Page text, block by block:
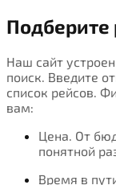
Подберите
Наш сайт
поиск. Введите
список рейсов.
вам:
Цена. От
понятной
Время в